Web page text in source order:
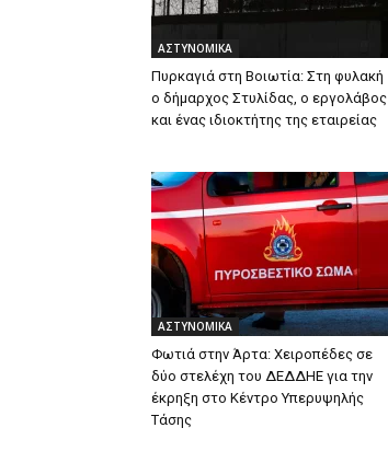
ΑΣΤΥΝΟΜΙΚΑ
Πυρκαγιά στη Βοιωτία: Στη φυλακή
ο δήμαρχος Στυλίδας, ο εργολάβος
και ένας ιδιοκτήτης της εταιρείας
ΑΣΤΥΝΟΜΙΚΑ
Φωτιά στην Άρτα: Χειροπέδες σε
δύο στελέχη του ΔΕΔΔΗΕ για την
έκρηξη στο Κέντρο Υπερυψηλής
Τάσης